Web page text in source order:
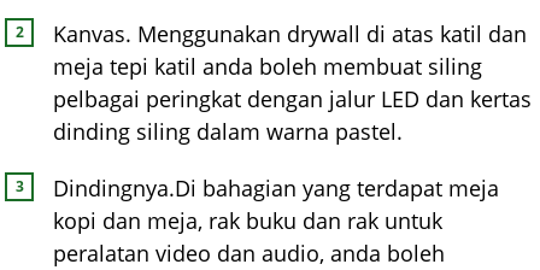
Kanvas. Menggunakan drywall di atas katil dan
meja tepi katil anda boleh membuat siling
pelbagai peringkat dengan jalur LED dan kertas
dinding siling dalam warna pastel.
Dindingnya.Di bahagian yang terdapat meja
kopi dan meja, rak buku dan rak untuk
peralatan video dan audio, anda boleh